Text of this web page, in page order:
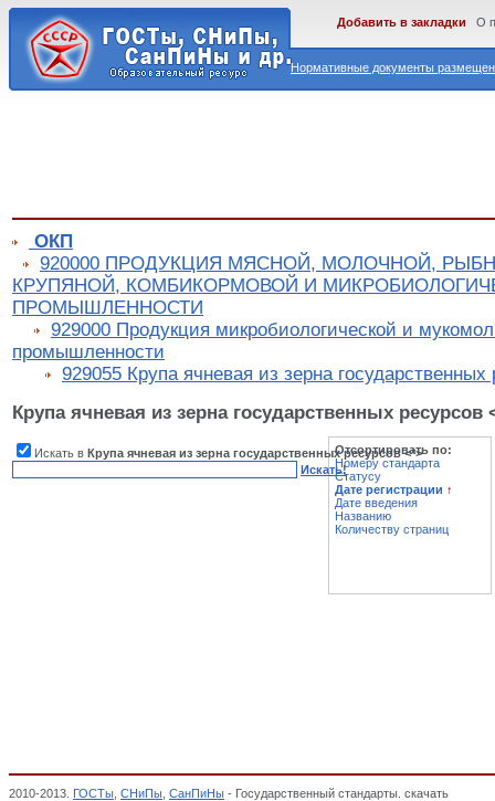
Нормативные документы
Добавить в закладки О
ОКП
920000 ПРОДУКЦИЯ МЯСНОЙ, МОЛОЧНОЙ,
КРУПЯНОЙ, КОМБИКОРМОВОЙ И
ПРОМЫШЛЕННОСТИ
929000 Продукция микробиологической и
промышленности
929055 Крупа ячневая из зерна государственных
Крупа ячневая из зерна государственных ресурсов
Искать в Крупа ячневая из зерна государственных ресурсов <*>
Искать!
Отсортировать по:
Номеру стандарта
Статусу
Дате регистрации ↑
Дате введения
Названию
Количеству страниц
2010-2013. ГОСТы СНиПы СанПиНы - Государственный стандарты. скачать